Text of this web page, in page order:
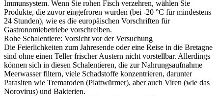
Immunsystem. Wenn Sie rohen Fisch verzehren, wählen Sie
Produkte, die zuvor eingefroren wurden (bei -20 °C für mindestens
24 Stunden), wie es die europäischen Vorschriften für
Gastronomiebetriebe vorschreiben.
Rohe Schalentiere: Vorsicht vor der Versuchung
Die Feierlichkeiten zum Jahresende oder eine Reise in die Bretagne
sind ohne einen Teller frischer Austern nicht vorstellbar. Allerdings
können sich in diesen Schalentieren, die zur Nahrungsaufnahme
Meerwasser filtern, viele Schadstoffe konzentrieren, darunter
Parasiten wie Trematoden (Plattwürmer), aber auch Viren (wie das
Norovirus) und Bakterien.